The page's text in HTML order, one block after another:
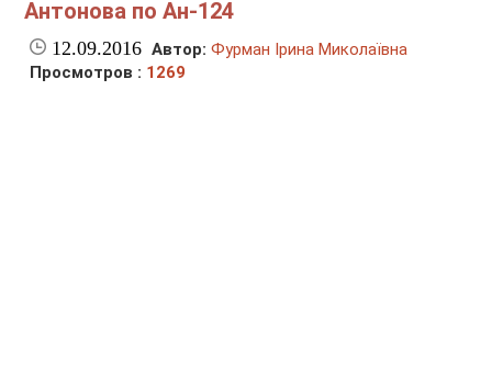
Антонова по Ан-124
12.09.2016 Автор: Фурман Ірина Миколаївна
Просмотров : 1269